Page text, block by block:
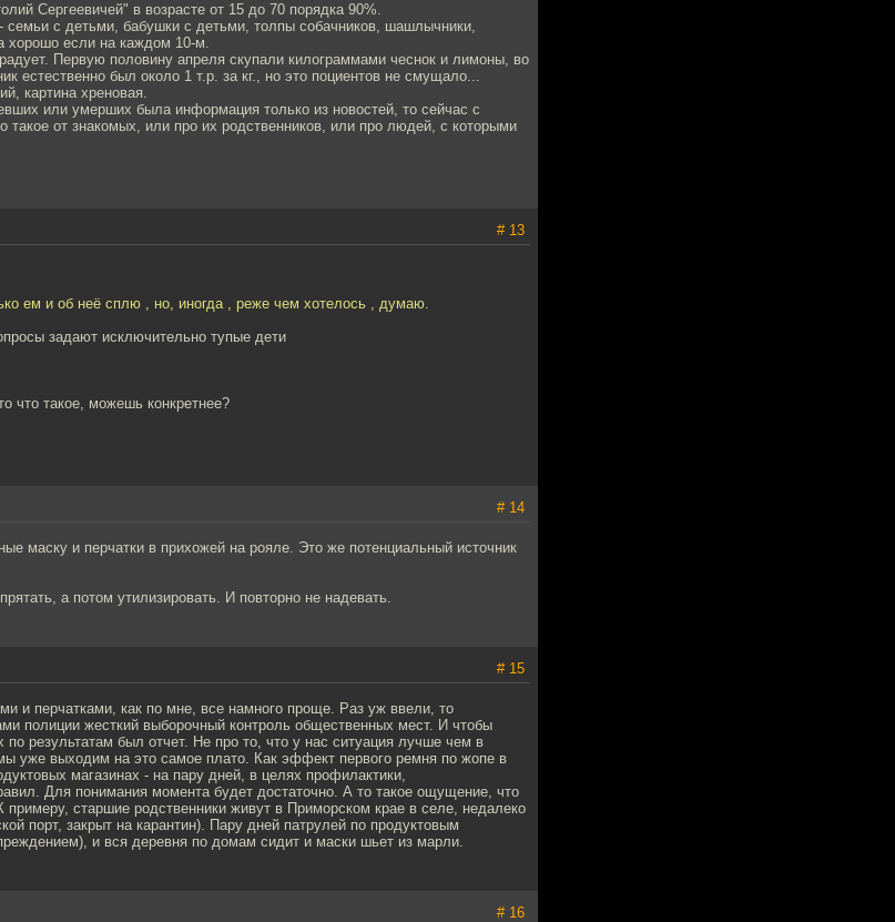
Сергеевичей" в возрасте от 15 до 70 порядка 90%.
с детьми, бабушки с детьми, толпы собачников, шашлычники,
хорошо если на каждом 10-м.
Первую половину апреля скупали килограммами чеснок и лимоны, во
естественно был около 1 т.р. за кг., но это поциентов не смущало...
картина хреновая.
или умерших была информация только из новостей, то сейчас с
от знакомых, или про их родственников, или про людей, с которыми
# 13
ем и об неё сплю , но, иногда , реже чем хотелось , думаю.
задают исключительно тупые дети
что такое, можешь конкретнее?
# 14
маску и перчатки в прихожей на рояле. Это же потенциальный источник
а потом утилизировать. И повторно не надевать.
# 15
и перчатками, как по мне, все намного проще. Раз уж ввели, то
полиции жесткий выборочный контроль общественных мест. И чтобы
результатам был отчет. Не про то, что у нас ситуация лучше чем в
уже выходим на это самое плато. Как эффект первого ремня по жопе в
магазинах - на пару дней, в целях профилактики,
Для понимания момента будет достаточно. А то такое ощущение, что
примеру, старшие родственники живут в Приморском крае в селе, недалеко
порт, закрыт на карантин). Пару дней патрулей по продуктовым
и вся деревня по домам сидит и маски шьет из марли.
# 16